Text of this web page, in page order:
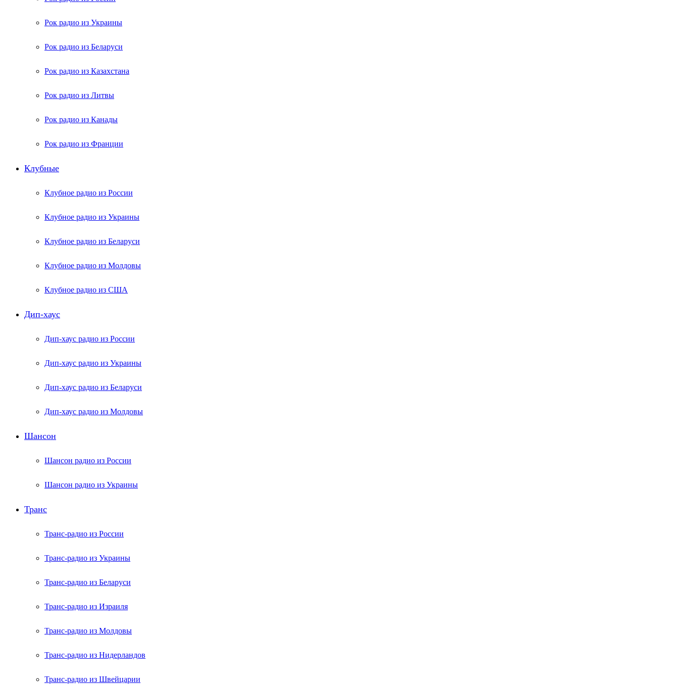
Рок радио из Украины
Рок радио из Беларуси
Рок радио из Казахстана
Рок радио из Литвы
Рок радио из Канады
Рок радио из Франции
Клубные
Клубное радио из России
Клубное радио из Украины
Клубное радио из Беларуси
Клубное радио из Молдовы
Клубное радио из США
Дип-хаус
Дип-хаус радио из России
Дип-хаус радио из Украины
Дип-хаус радио из Беларуси
Дип-хаус радио из Молдовы
Шансон
Шансон радио из России
Шансон радио из Украины
Транс
Транс-радио из России
Транс-радио из Украины
Транс-радио из Беларуси
Транс-радио из Израиля
Транс-радио из Молдовы
Транс-радио из Нидерландов
Транс-радио из Швейцарии